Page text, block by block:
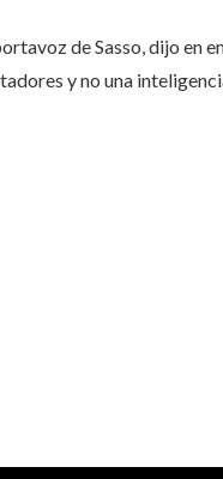
de Sasso, dijo en
y no una